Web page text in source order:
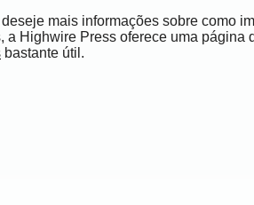
mais informações sobre como
a Highwire Press oferece uma página
bastante útil.